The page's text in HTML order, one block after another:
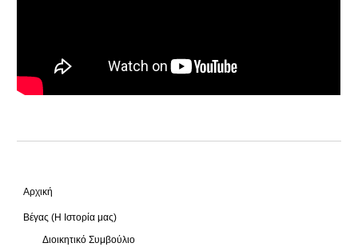
Αρχική
Βέγας (Η Ιστορία μας)
Διοικητικό Συμβούλιο